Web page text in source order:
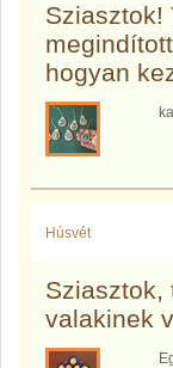
Sziasztok!
hogyan
Húsvét
Sziasztok,
valakinek